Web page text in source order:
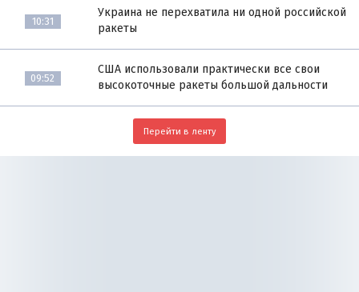
10:31
Украина не перехватила ни одной российской
ракеты
09:52
США использовали практически все свои
высокоточные ракеты большой дальности
Перейти в ленту